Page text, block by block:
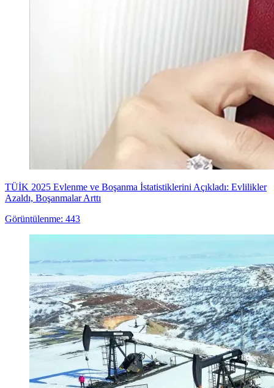
TÜİK 2025 Evlenme ve Boşanma İstatistiklerini Açıkladı: Evlilikler
Azaldı, Boşanmalar Arttı
Görüntülenme: 443